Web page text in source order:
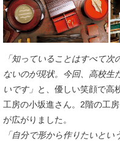
「知っていることはすべて
ないのが現状。今回、高校生
いです」 と、優しい笑顔で高
工房の小坂進さん。2階の工
が広がりました。
「自分で形から作りたいと